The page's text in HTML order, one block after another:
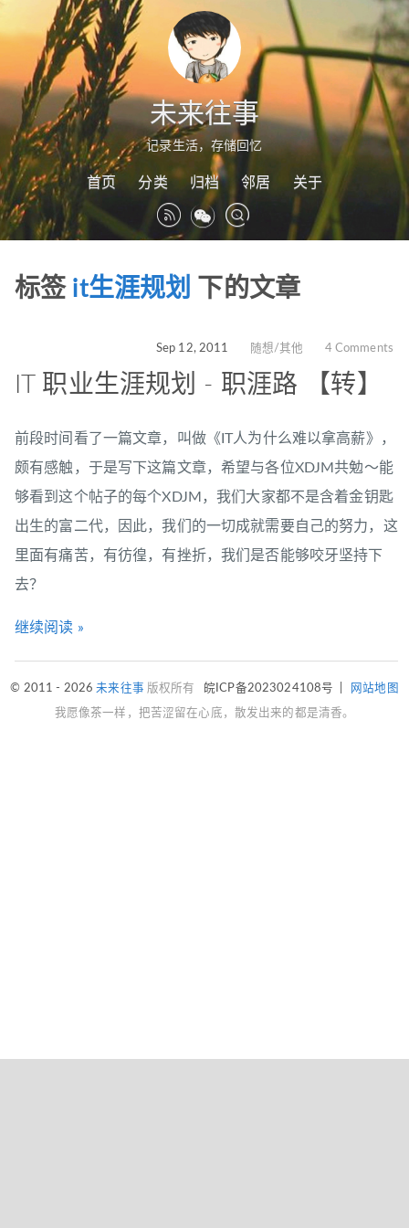
未来往事
记录生活，存储回忆
首页 分类 归档 邻居 关于
标签 it生涯规划 下的文章
Sep 12, 2011 随想/其他 4 Comments
IT 职业生涯规划 - 职涯路 【转】
前段时间看了一篇文章，叫做《IT人为什么难以拿高薪》，
颇有感触，于是写下这篇文章，希望与各位XDJM共勉～能
够看到这个帖子的每个XDJM，我们大家都不是含着金钥匙
出生的富二代，因此，我们的一切成就需要自己的努力，这
里面有痛苦，有彷徨，有挫折，我们是否能够咬牙坚持下
去？
继续阅读 »
© 2011 - 2026未来往事 版权所有 皖ICP备2023024108号 网站地图
我愿像茶一样，把苦涩留在心底，散发出来的都是清香。